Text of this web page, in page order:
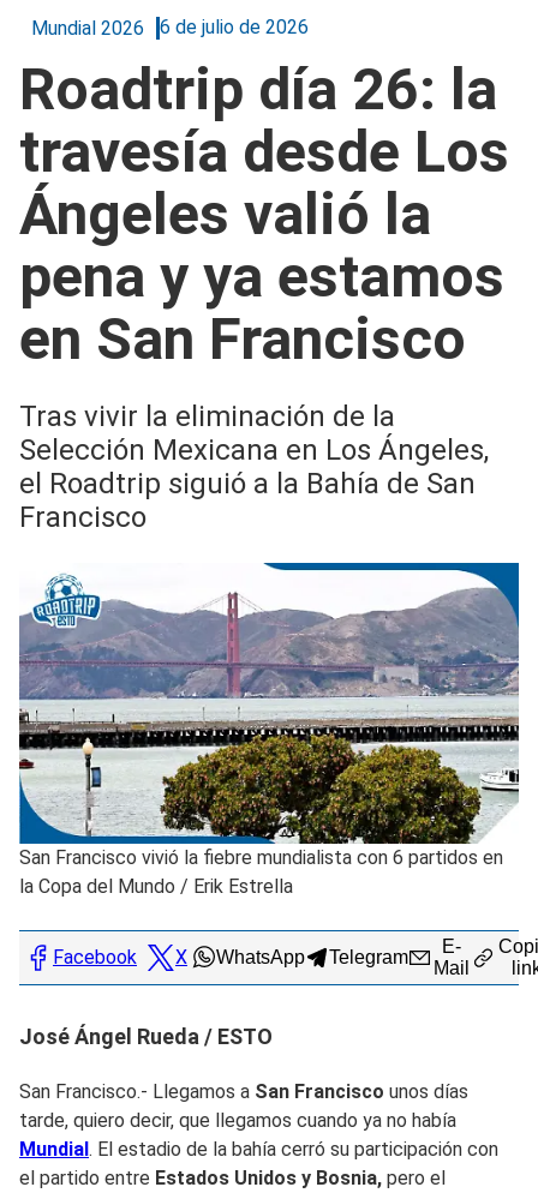
Mundial 2026 6 de julio de 2026
Roadtrip día 26: la
travesía desde Los
Ángeles valió la
pena y ya estamos
en San Francisco
Tras vivir la eliminación de la
Selección Mexicana en Los Ángeles,
el Roadtrip siguió a la Bahía de San
Francisco
San Francisco vivió la fiebre mundialista con 6 partidos en
la Copa del Mundo / Erik Estrella
Facebook X WhatsApp Telegram
E-
Mail
José Ángel Rueda / ESTO
San Francisco.- Llegamos a San Francisco unos días
tarde, quiero decir, que llegamos cuando ya no había
Mundial. El estadio de la bahía cerró su participación con
el partido entre Estados Unidos y Bosnia, pero el